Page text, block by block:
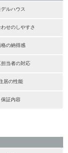
デルハウス
せのしやすさ
格の納得感
担当者の対応
居の性能
保証内容